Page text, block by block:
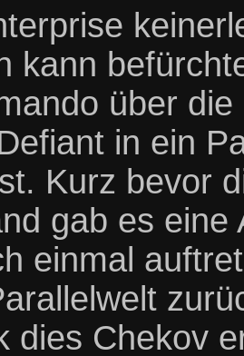
kann
über
in ein
Kurz bevor
gab es
einmal
dies Chekov